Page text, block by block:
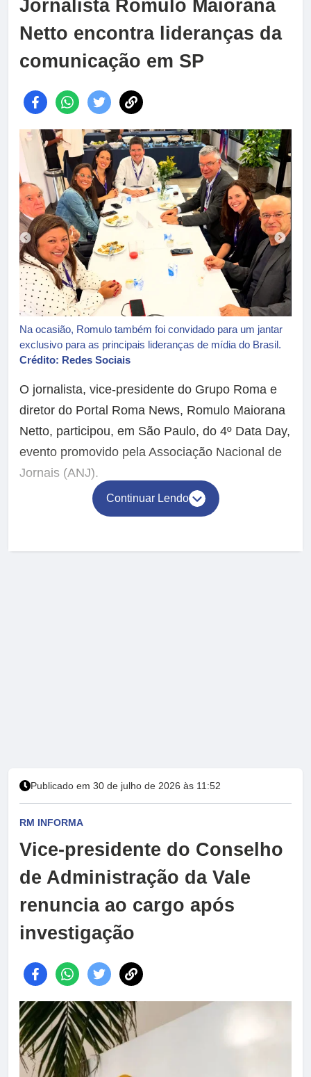
Jornalista Romulo Maiorana
Netto encontra lideranças da
comunicação em SP
Na ocasião, Romulo também foi convidado para um jantar
exclusivo para as principais lideranças de mídia do Brasil.
Crédito: Redes Sociais
O jornalista, vice-presidente do Grupo Roma e
diretor do Portal Roma News, Romulo Maiorana
Netto, participou, em São Paulo, do 4º Data Day,
evento promovido pela Associação Nacional de
Jornais (ANJ).
Continuar Lendo
Publicado em 30 de julho de 2026 às 11:52
RM INFORMA
Vice-presidente do Conselho
de Administração da Vale
renuncia ao cargo após
investigação